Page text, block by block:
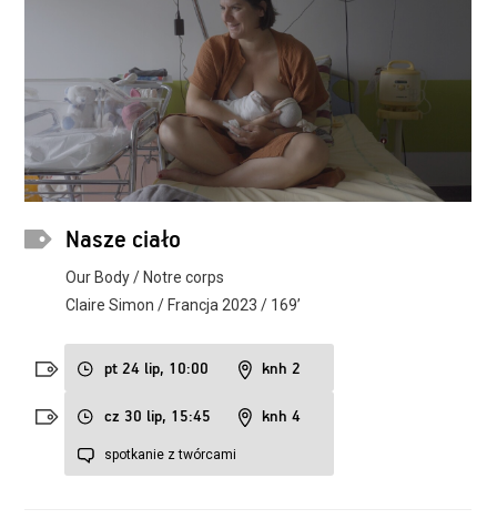
Nasze ciało
Our Body / Notre corps
Claire Simon / Francja 2023 / 169’
pt 24 lip, 10:00 knh 2
cz 30 lip, 15:45 knh 4
spotkanie z twórcami